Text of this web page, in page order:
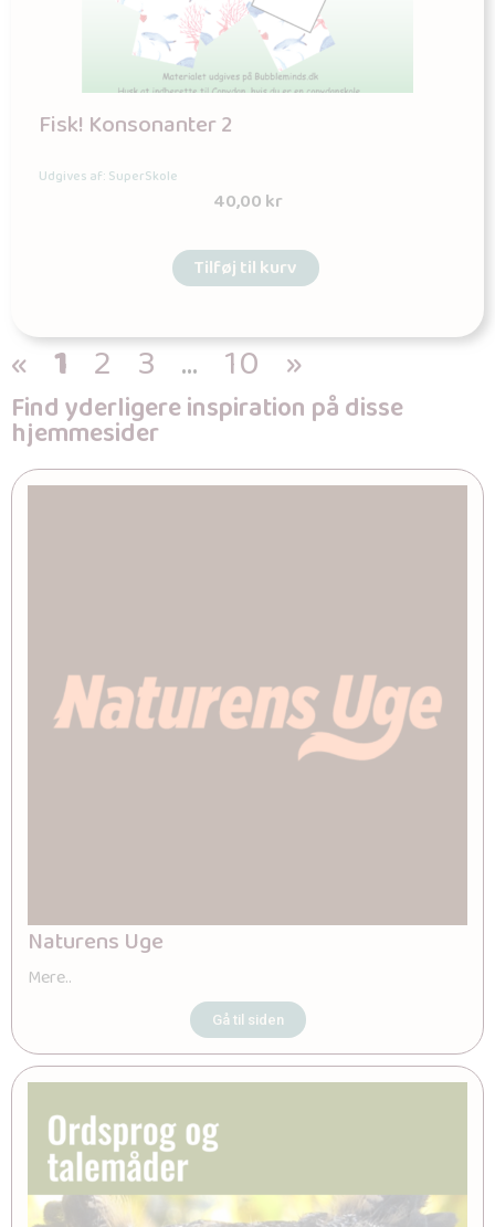
Fisk! Konsonanter 2
Udgives af: SuperSkole
40,00kr
Tilføj til kurv
« 1 2 3 … 10 »
Find yderligere inspiration på disse
hjemmesider
Naturens Uge
Mere..
Gå til siden